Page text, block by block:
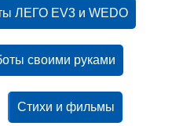
ЛЕГО EV3 и WEDO
своими руками
Стихи и фильмы